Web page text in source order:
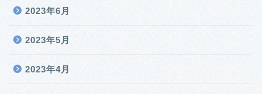
2023年6月
2023年5月
2023年4月